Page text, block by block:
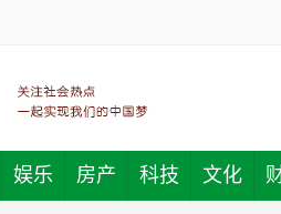
娱乐 房产 科技 文化